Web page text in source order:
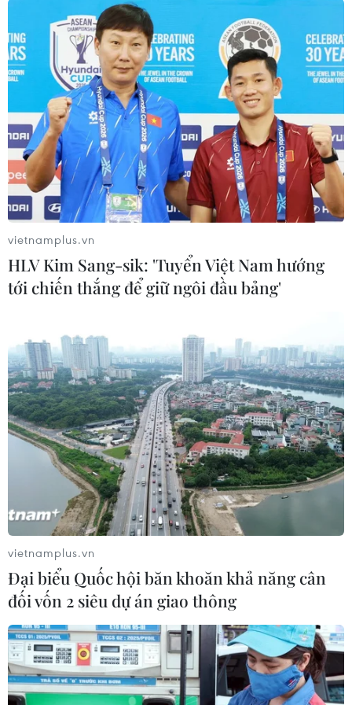
Ngày 5/7, các thẩm phán của Tòa án Hiến pháp đã
tiến hành xem xét tính hợp hiếncủa dự luật, sau khi
có những kháng nghị cáo buộc dự luật trên nhằm
lật đổ chếđộ quân chủ lập hiến.
Phán quyết của Tòa án Hiến pháp đã giải tỏa căng
thẳng ở Thái Lan xung quanh vấnđề này. Trước khi
tòa ra phán quyết, hàng trăm cảnh sát đã được triển
khai xungquanh tòa nhà tòa án để bảo đảm an
ninh, trong khi Thủ tướng Yingluck Shinawatra
kêugọi tất cả các bên kiềm chế tránh để xảy ra bạo
lực và chấp nhận phán quyết củaTòa án Hiến
pháp./.
#Tòa án Hiến pháp Thái Lan #Đảng Vì nước Thái #Pheu Thai #Hiến pháp
Pháp Thái Lan
Facebook Twitter Lưu bài viết Copy link
Theo dõi VietnamPlus
Tin cùng chuyên mục
vietnamplus.vn
HLV Kim Sang-sik: 'Tuyển Việt Nam hướng
tới chiến thắng để giữ ngôi đầu bảng'
vietnamplus.vn
Đại biểu Quốc hội băn khoăn khả năng cân
đối vốn 2 siêu dự án giao thông